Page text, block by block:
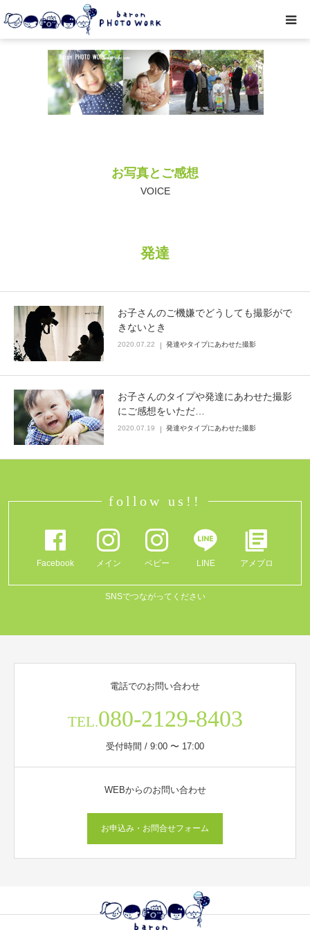
お写真とご感想
VOICE
発達
お子さんのご機嫌でどうしても撮影がで
きないとき
2020.07.22 発達やタイプにあわせた撮影
お子さんのタイプや発達にあわせた撮影
にご感想をいただ…
2020.07.19 発達やタイプにあわせた撮影
follow us!!
Facebook メイン ベビー LINE アメブロ
SNSでつながってください
電話でのお問い合わせ
TEL.080-2129-8403
受付時間 / 9:00 〜 17:00
WEBからのお問い合わせ
お申込み・お問合せフォーム
撮影プラン
私たちについて
● お写真とご感想
取材・企業・オーナーさま
ご予約
Q&A